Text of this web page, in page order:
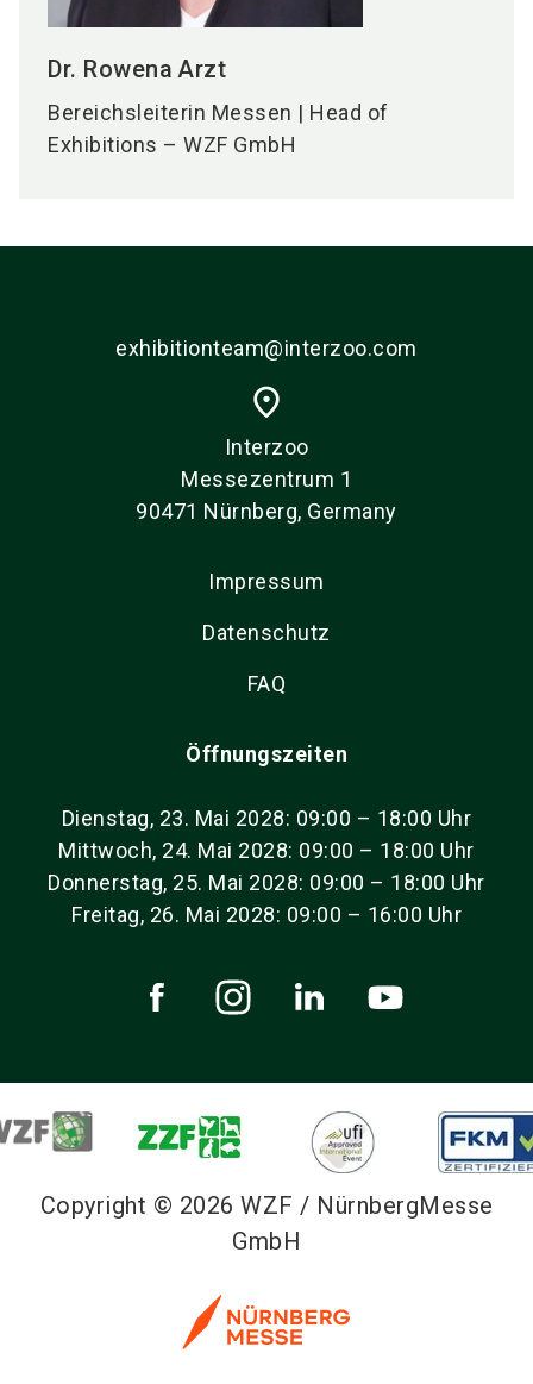
Dr. Rowena Arzt
Bereichsleiterin Messen | Head of
Exhibitions – WZF GmbH
exhibitionteam@interzoo.com
place
Interzoo
Messezentrum 1
90471 Nürnberg, Germany
Impressum
Datenschutz
FAQ
Öffnungszeiten
Dienstag, 23. Mai 2028: 09:00 – 18:00 Uhr
Mittwoch, 24. Mai 2028: 09:00 – 18:00 Uhr
Donnerstag, 25. Mai 2028: 09:00 – 18:00 Uhr
Freitag, 26. Mai 2028: 09:00 – 16:00 Uhr
Copyright © 2026 WZF / NürnbergMesse
GmbH